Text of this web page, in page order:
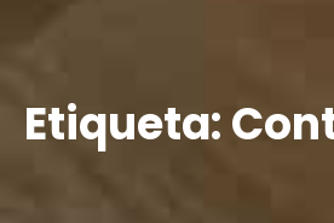
Etiqueta: